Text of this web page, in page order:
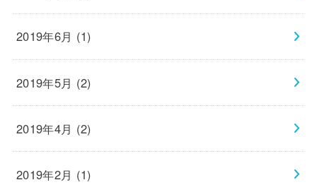
2019年6月 (1)
2019年5月 (2)
2019年4月 (2)
2019年2月 (1)